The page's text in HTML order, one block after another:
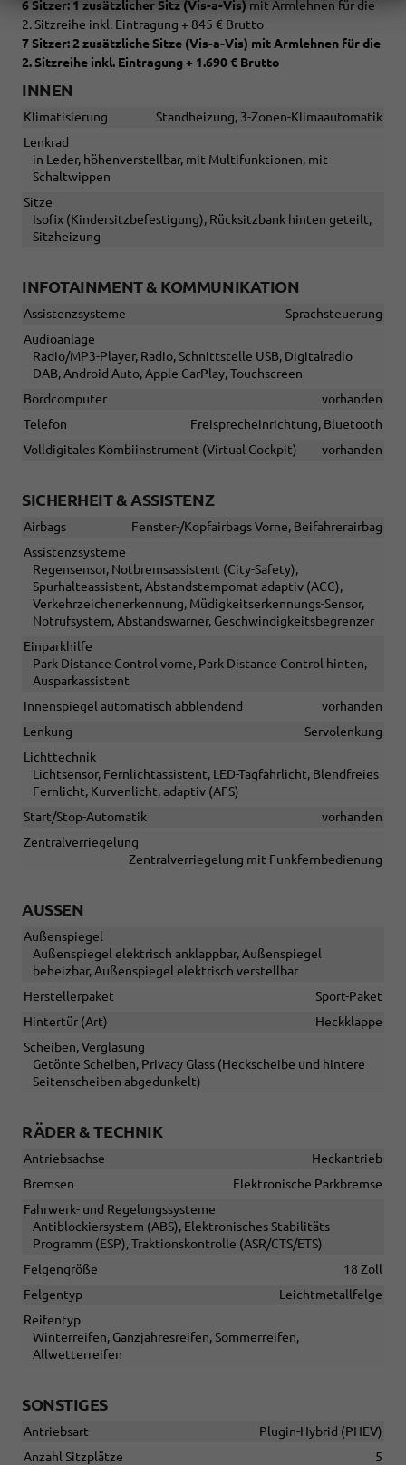
6 Sitzer: 1 zusätzlicher Sitz (Vis-a-Vis) mit Armlehnen für die
2. Sitzreihe inkl. Eintragung + 845 € Brutto
7 Sitzer: 2 zusätzliche Sitze (Vis-a-Vis) mit Armlehnen für die
2. Sitzreihe inkl. Eintragung+ 1.690 € Brutto
INNEN
Klimatisierung
Standheizung, 3-Zonen-Klimaautomatik
Lenkrad
in Leder, höhenverstellbar, mit Multifunktionen, mit
Schaltwippen
Sitze
Isofix (Kindersitzbefestigung), Rücksitzbank hinten geteilt,
Sitzheizung
INFOTAINMENT & KOMMUNIKATION
Assistenzsysteme
Sprachsteuerung
Audioanlage
Radio/MP3-Player, Radio, Schnittstelle USB, Digitalradio
DAB, Android Auto, Apple CarPlay, Touchscreen
Bordcomputer
vorhanden
Telefon
Freisprecheinrichtung, Bluetooth
Volldigitales Kombiinstrument (Virtual Cockpit)
vorhanden
SICHERHEIT & ASSISTENZ
Airbags
Fenster-/Kopfairbags Vorne, Beifahrerairbag
Assistenzsysteme
Regensensor, Notbremsassistent (City-Safety),
Spurhalteassistent, Abstandstempomat adaptiv (ACC),
Verkehrzeichenerkennung, Müdigkeitserkennungs-Sensor,
Notrufsystem, Abstandswarner, Geschwindigkeitsbegrenzer
Einparkhilfe
Park Distance Control vorne, Park Distance Control hinten,
Ausparkassistent
Innenspiegel automatisch abblendend
vorhanden
Lenkung
Servolenkung
Lichttechnik
Lichtsensor, Fernlichtassistent, LED-Tagfahrlicht, Blendfreies
Fernlicht, Kurvenlicht, adaptiv (AFS)
Start/Stop-Automatik
vorhanden
Zentralverriegelung
Zentralverriegelung mit Funkfernbedienung
AUSSEN
Außenspiegel
Außenspiegel elektrisch anklappbar, Außenspiegel
beheizbar, Außenspiegel elektrisch verstellbar
Herstellerpaket
Sport-Paket
Hintertür (Art)
Heckklappe
Scheiben, Verglasung
Getönte Scheiben, Privacy Glass (Heckscheibe und hintere
Seitenscheiben abgedunkelt)
RÄDER & TECHNIK
Antriebsachse
Heckantrieb
Bremsen
Elektronische Parkbremse
Fahrwerk- und Regelungssysteme
Antiblockiersystem (ABS), Elektronisches Stabilitäts-
Programm (ESP), Traktionskontrolle (ASR/CTS/ETS)
Felgengröße
18 Zoll
Felgentyp
Leichtmetallfelge
Reifentyp
Winterreifen, Ganzjahresreifen, Sommerreifen,
Allwetterreifen
SONSTIGES
Antriebsart
Plugin-Hybrid (PHEV)
Anzahl Sitzplätze
5